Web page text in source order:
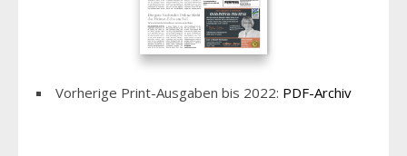
Vorherige Print-Ausgaben bis 2022: PDF-Archiv